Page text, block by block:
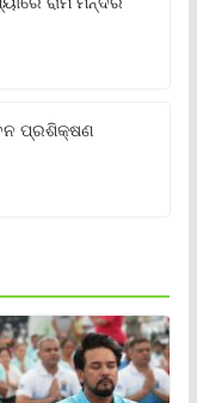
ପ୍ରଶିକ୍ଷଣ